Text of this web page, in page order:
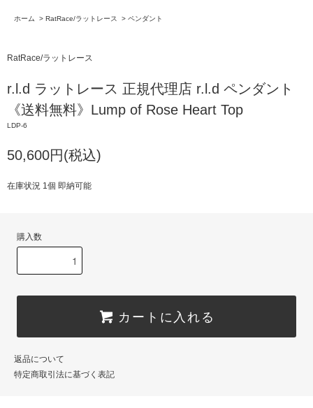
ホーム > RatRace/ラットレース > ペンダント
RatRace/ラットレース
r.l.d ラットレース 正規代理店 r.l.d ペンダント
《送料無料》Lump of Rose Heart Top
LDP-6
50,600円(税込)
在庫状況 1個 即納可能
購入数
カートに入れる
返品について
特定商取引法に基づく表記